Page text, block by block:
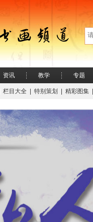
资讯 教学 专题
栏目大全 特别策划 精彩图集